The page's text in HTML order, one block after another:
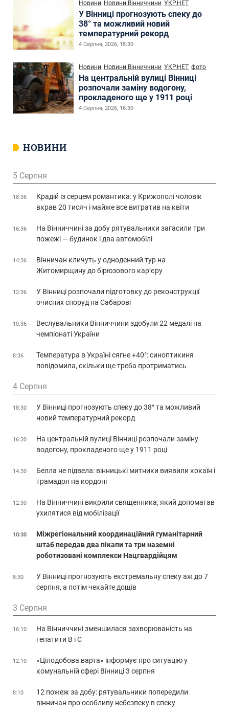
Новини Новини Вінниччини УКР.НЕТ
У Вінниці прогнозують спеку до
38° та можливий новий
температурний рекорд
4 Серпня, 2026, 18:30
Новини Новини Вінниччини УКР.НЕТ фото
На центральній вулиці Вінниці
розпочали заміну водогону,
прокладеного ще у 1911 році
4 Серпня, 2026, 16:30
НОВИНИ
5 Серпня
18:36
Крадій із серцем романтика: у Крижополі чоловік
вкрав 20 тисяч і майже все витратив на квіти
16:36
На Вінниччині за добу рятувальники загасили три
пожежі — будинок і два автомобілі
14:36
Вінничан кличуть у одноденний тур на
Житомирщину до бірюзового кар’єру
12:36
У Вінниці розпочали підготовку до реконструкції
очисних споруд на Сабарові
10:36
Веслувальники Вінниччини здобули 22 медалі на
чемпіонаті України
8:36
Температура в Україні сягне +40°: синоптикиня
повідомила, скільки ще треба протриматись
4 Серпня
18:30
У Вінниці прогнозують спеку до 38° та можливий
новий температурний рекорд
16:30
На центральній вулиці Вінниці розпочали заміну
водогону, прокладеного ще у 1911 році
14:30
Белла не підвела: вінницькі митники виявили кокаїн і
трамадол на кордоні
12:30
На Вінниччині викрили священника, який допомагав
ухилятися від мобілізації
10:30
Міжрегіональний координаційний гуманітарний
штаб передав два пікапи та три наземні
роботизовані комплекси Нацгвардійцям
8:30
У Вінниці прогнозують екстремальну спеку аж до 7
серпня, а потім чекайте дощів
3 Серпня
16:10
На Вінниччині зменшилася захворюваність на
гепатити В і С
12:10
«Цілодобова варта» інформує про ситуацію у
комунальній сфері Вінниці 3 серпня
8:10
12 пожеж за добу: рятувальники попередили
вінничан про особливу небезпеку в спеку